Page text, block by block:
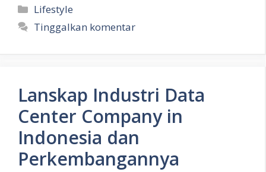
Kategori
Lifestyle
Tinggalkan komentar
Lanskap Industri Data
Center Company in
Indonesia dan
Perkembangannya